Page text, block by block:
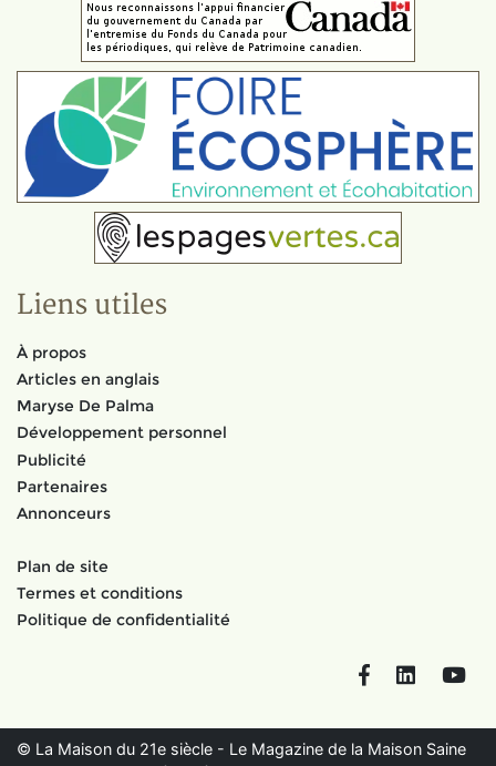
Liens utiles
À propos
Articles en anglais
Maryse De Palma
Développement personnel
Publicité
Partenaires
Annonceurs
Plan de site
Termes et conditions
Politique de confidentialité
FacebookLinkedIn
© La Maison du 21e siècle - Le Magazine de la Maison Saine